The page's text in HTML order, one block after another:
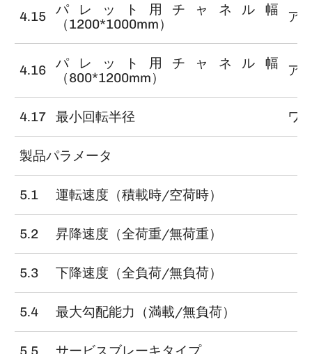
4.15
パレット用チャネル幅
（1200*1000mm）
ア
4.16
パレット用チャネル幅
（800*1200mm）
ア
4.17 最小回転半径 ワ
製品パラメータ
5.1 運転速度（積載時/空荷時）
5.2 昇降速度（全荷重/無荷重）
5.3 下降速度（全負荷/無負荷）
5.4 最大勾配能力（満載/無負荷）
5.5 サービスブレーキタイプ